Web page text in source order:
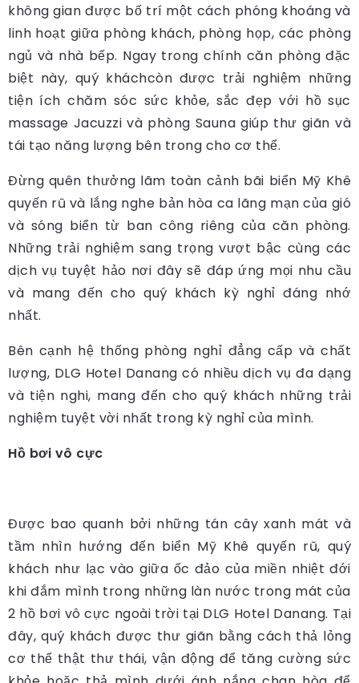
không gian được bố trí một cách phóng khoáng và
linh hoạt giữa phòng khách, phòng họp, các phòng
ngủ và nhà bếp. Ngay trong chính căn phòng đặc
biệt này, quý kháchcòn được trải nghiệm những
tiện ích chăm sóc sức khỏe, sắc đẹp với hồ sục
massage Jacuzzi và phòng Sauna giúp thư giãn và
tái tạo năng lượng bên trong cho cơ thể.
Đừng quên thưởng lãm toàn cảnh bãi biển Mỹ Khê
quyến rũ và lắng nghe bản hòa ca lãng mạn của gió
và sóng biển từ ban công riêng của căn phòng.
Những trải nghiệm sang trọng vượt bậc cùng các
dịch vụ tuyệt hảo nơi đây sẽ đáp ứng mọi nhu cầu
và mang đến cho quý khách kỳ nghỉ đáng nhớ
nhất.
Bên cạnh hệ thống phòng nghỉ đẳng cấp và chất
lượng, DLG Hotel Danang có nhiều dịch vụ đa dạng
và tiện nghi, mang đến cho quý khách những trải
nghiệm tuyệt vời nhất trong kỳ nghỉ của mình.
Hồ bơi vô cực
Được bao quanh bởi những tán cây xanh mát và
tầm nhìn hướng đến biển Mỹ Khê quyến rũ, quý
khách như lạc vào giữa ốc đảo của miền nhiệt đới
khi đắm mình trong những làn nước trong mát của
2 hồ bơi vô cực ngoài trời tại DLG Hotel Danang. Tại
đây, quý khách được thư giãn bằng cách thả lỏng
cơ thể thật thư thái, vận động để tăng cường sức